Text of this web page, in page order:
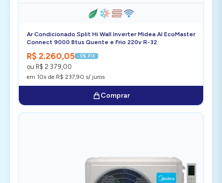
Ar Condicionado Split Hi Wall Inverter Midea AI EcoMaster
Connect 9000 Btus Quente e Frio 220v R-32
R$ 2.260,05 -5% PIX
ou R$ 2.379,00
em 10x de R$ 237,90 s/ juros
Comprar